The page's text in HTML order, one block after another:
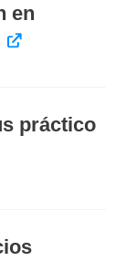
en
práctico